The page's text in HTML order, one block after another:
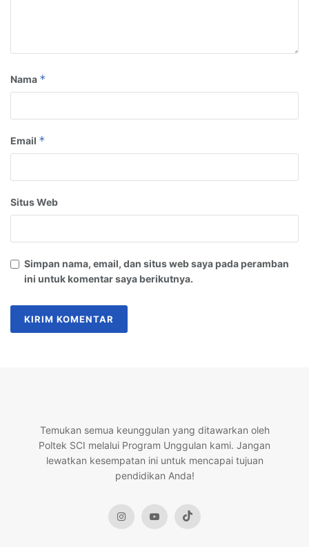
Nama *
Email *
Situs Web
Simpan nama, email, dan situs web saya pada peramban
ini untuk komentar saya berikutnya.
Temukan semua keunggulan yang ditawarkan oleh
Poltek SCI melalui Program Unggulan kami. Jangan
lewatkan kesempatan ini untuk mencapai tujuan
pendidikan Anda!